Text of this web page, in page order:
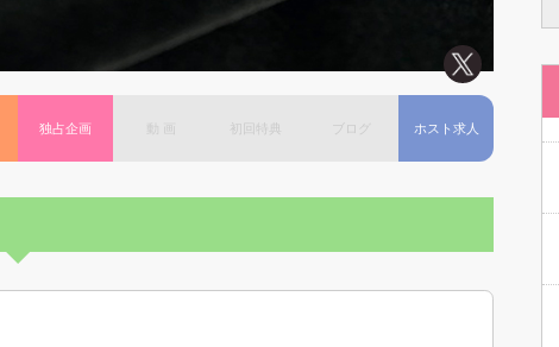
独占企画 初回特典 ブログ ホスト求人